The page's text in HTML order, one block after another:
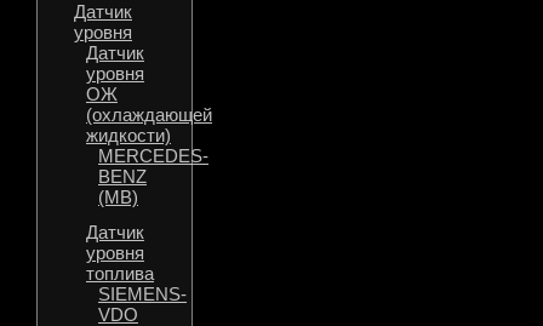
Датчик
уровня
Датчик
уровня
ОЖ
(охлаждающей
жидкости)
MERCEDES-
BENZ
(MB)
Датчик
уровня
топлива
SIEMENS-
VDO